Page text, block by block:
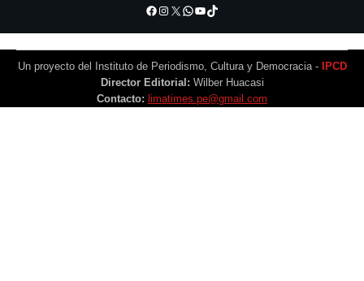
Facebook
Instagram
X WhatsApp
YouTube
TikTok
Un proyecto del Instituto de Periodismo, Cultura y Democracia - IPCD
Director Editorial: Wilber Huacasi
Contacto: limatimes.pe@gmail.com